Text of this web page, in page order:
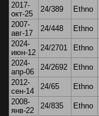
2017-
окт-25
24/389 Ethno
2007-
авг-17
24/448 Ethno
2024-
июн-12
24/2701 Ethno
2024-
апр-06
24/2692 Ethno
2012-
сен-14
24/65 Ethno
2008-
янв-22
24/835 Ethno